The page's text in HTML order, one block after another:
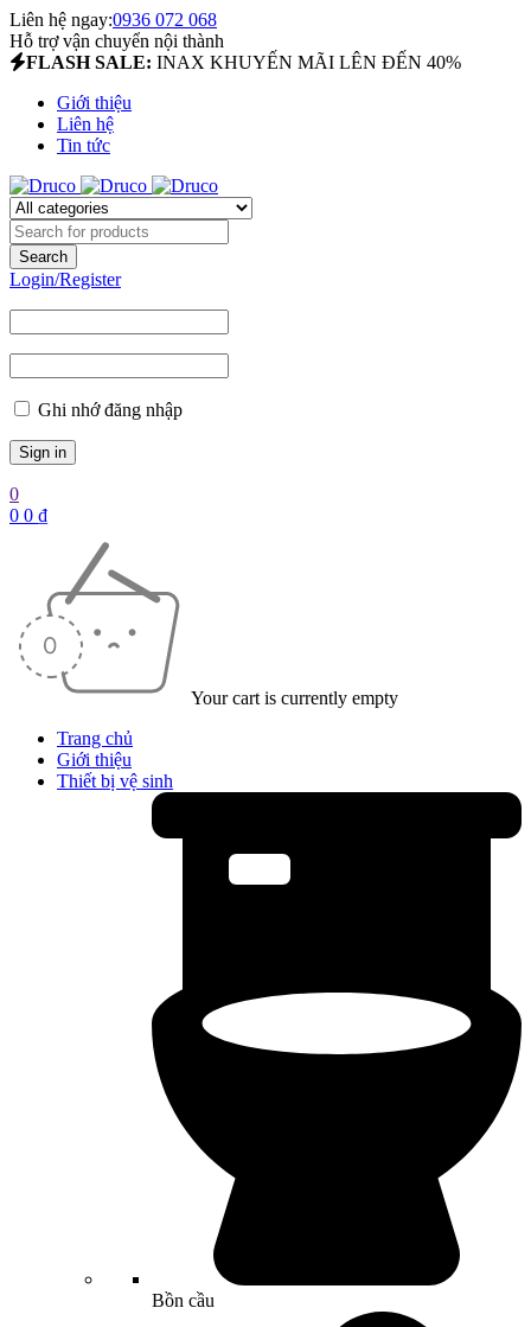
Liên hệ ngay:0936 072 068
Hỗ trợ vận chuyển nội thành
FLASH SALE: INAX KHUYẾN MÃI LÊN ĐẾN 40%
Giới thiệu
Liên hệ
Tin tức
Login/Register
Ghi nhớ đăng nhập
0
0 0 ₫
Your cart is currently empty
Trang chủ
Giới thiệu
Thiết bị vệ sinh
Bồn cầu